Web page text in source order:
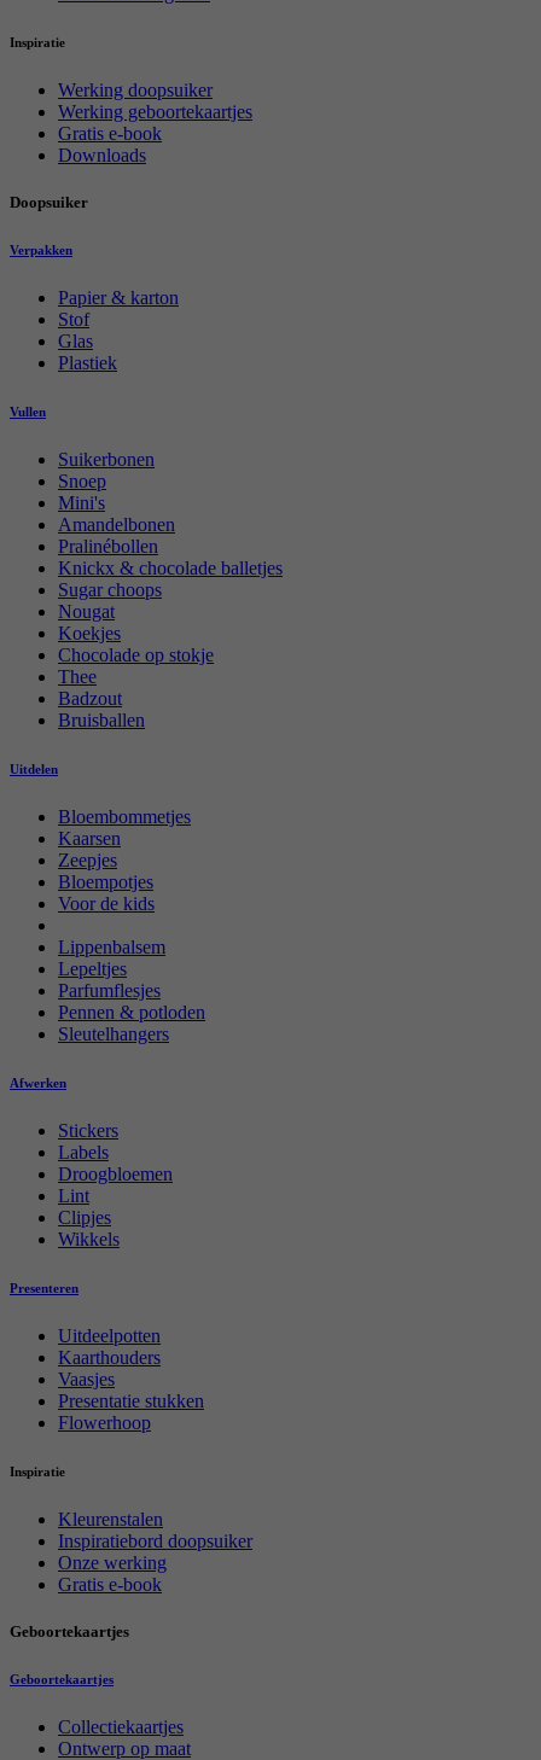
Inspiratie
Werking doopsuiker
Werking geboortekaartjes
Gratis e-book
Downloads
Doopsuiker
Verpakken
Papier & karton
Stof
Glas
Plastiek
Vullen
Suikerbonen
Snoep
Mini's
Amandelbonen
Pralinébollen
Knickx & chocolade balletjes
Sugar choops
Nougat
Koekjes
Chocolade op stokje
Thee
Badzout
Bruisballen
Uitdelen
Bloembommetjes
Kaarsen
Zeepjes
Bloempotjes
Voor de kids
Lippenbalsem
Lepeltjes
Parfumflesjes
Pennen & potloden
Sleutelhangers
Afwerken
Stickers
Labels
Droogbloemen
Lint
Clipjes
Wikkels
Presenteren
Uitdeelpotten
Kaarthouders
Vaasjes
Presentatie stukken
Flowerhoop
Inspiratie
Kleurenstalen
Inspiratiebord doopsuiker
Onze werking
Gratis e-book
Geboortekaartjes
Geboortekaartjes
Collectiekaartjes
Ontwerp op maat